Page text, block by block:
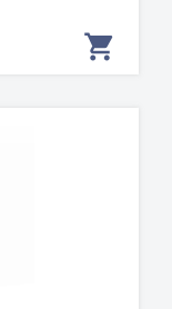
shopping_cart